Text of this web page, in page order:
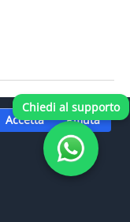
CAN bus e le
Accetta Rifiuta
Chiedi al supporto